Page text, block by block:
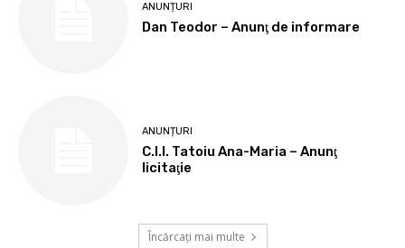
ANUNȚURI
Dan Teodor – Anunţ de informare
ANUNȚURI
C.I.I. Tatoiu Ana-Maria – Anunţ
licitaţie
Încărcați mai multe